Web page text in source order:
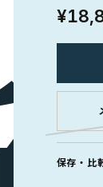
保存・比